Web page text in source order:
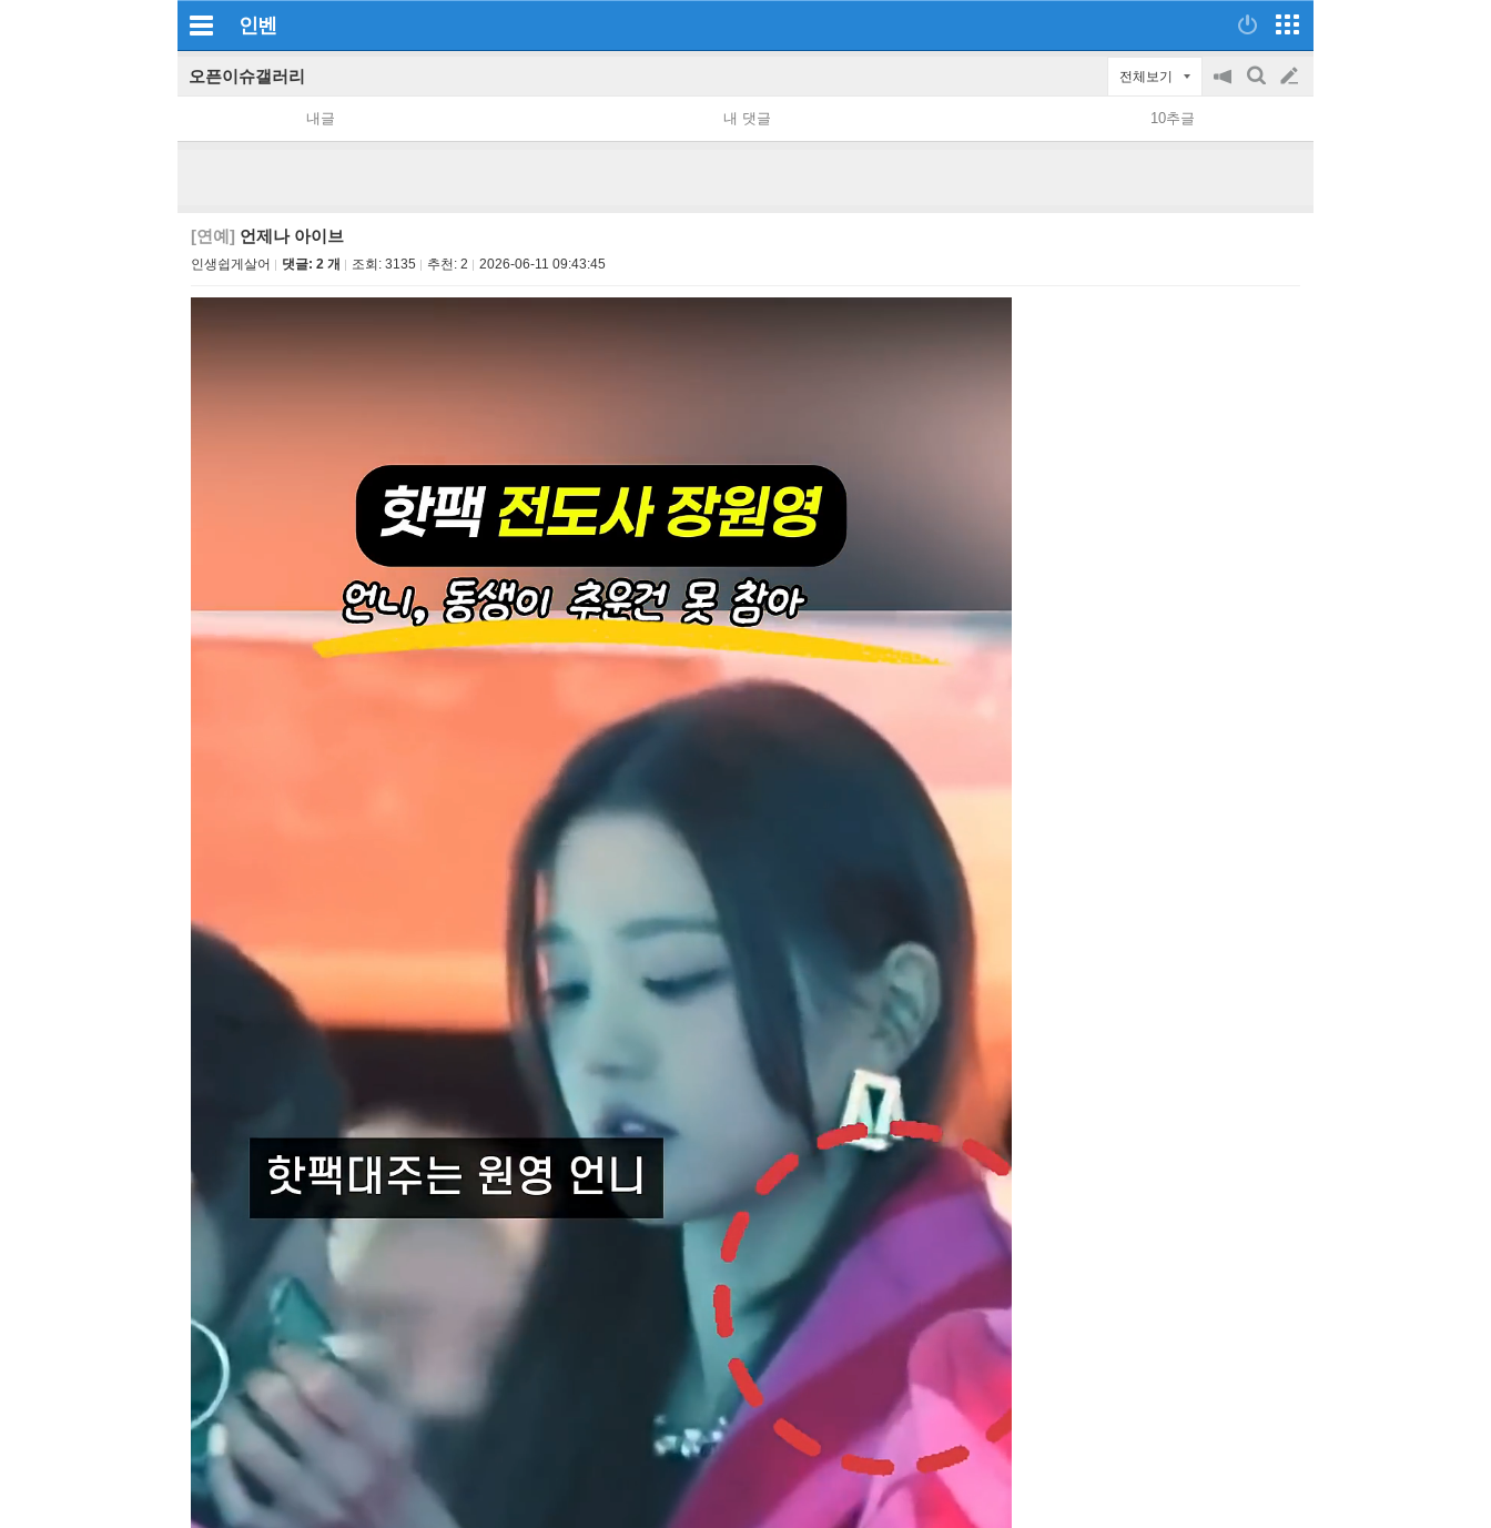
인벤
오픈이슈갤러리 전체보기
공
on/off
검
글
쓰
내글 내 댓글 10추글
[연예] 언제나 아이브
인생쉽게살어 댓글: 2 개 조회: 3135 추천: 2 2026-06-11 09:43:45